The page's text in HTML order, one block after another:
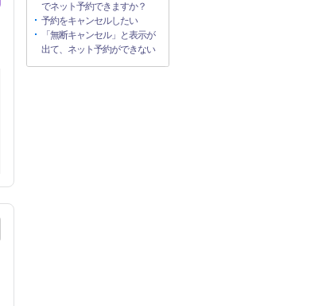
でネット予約できますか？
予約をキャンセルしたい
「無断キャンセル」と表示が
出て、ネット予約ができない